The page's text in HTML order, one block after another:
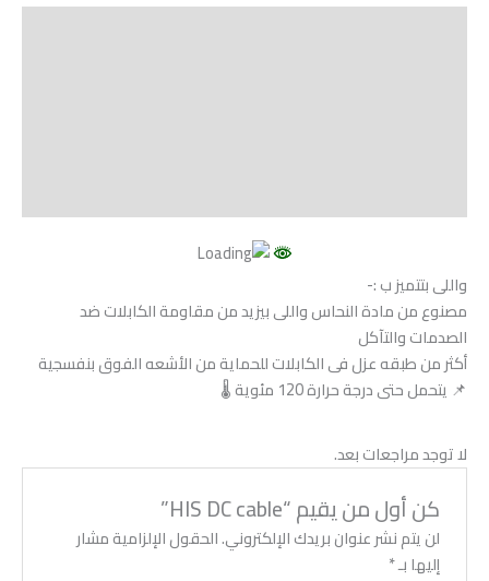
واللى بتتميز ب :-
مصنوع من مادة النحاس واللى بيزيد من مقاومة الكابلات ضد
الصدمات والتآكل
أكثر من طبقه عزل فى الكابلات للحماية من الأشعه الفوق بنفسجية
📌 يتحمل حتى درجة حرارة 120 مئوية 🌡
لا توجد مراجعات بعد.
كن أول من يقيم “HIS DC cable”
لن يتم نشر عنوان بريدك الإلكتروني.الحقول الإلزامية مشار
إليها بـ*